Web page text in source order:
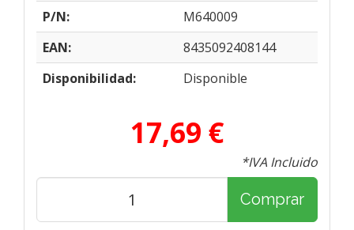
P/N:
M640009
EAN:
8435092408144
Disponibilidad:
Disponible
17,69 €
*IVA Incluido
Comprar